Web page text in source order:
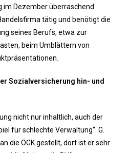
im Dezember überraschend
tätig und benötigt die
seines Berufs, etwa zur
beim Umblättern von
Sozialversicherung hin- und
nicht nur inhaltlich, auch der
für schlechte Verwaltung“. G.
die ÖGK gestellt, dort ist er sehr